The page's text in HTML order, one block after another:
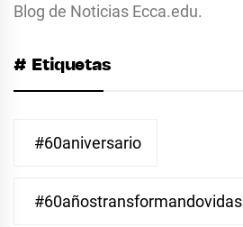
Blog de Noticias Ecca.edu.
# Etiquetas
#60aniversario
#60añostransformandovidas